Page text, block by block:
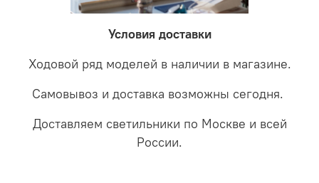
проверки будет выясненная причина поломки и
забудете что такое тусклость и недостаток освещения.
Условия доставки
Ходовой ряд моделей в наличии в магазине.
Самовывоз и доставка возможны сегодня.
Доставляем светильники по Москве и всей
России.